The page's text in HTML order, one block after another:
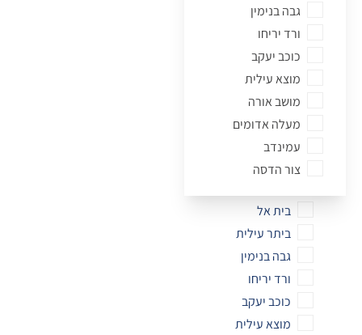
גבה בנימין
ורד יריחו
כוכב יעקב
מוצא עילית
מושב אורה
מעלה אדומים
עמינדב
צור הדסה
רמת מוצא
רמת שלמה
רמת שרת
רסקו
שכונת הבוכרים
תלפיות
Giv'on HaHadasha
בית אל
ביתר עילית
גבה בנימין
ורד יריחו
כוכב יעקב
מוצא עילית